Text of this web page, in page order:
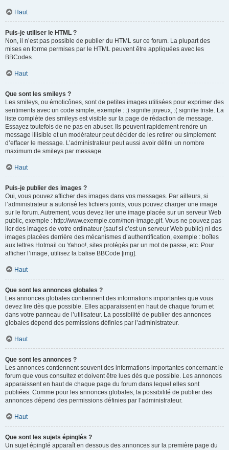
Haut
Puis-je utiliser le HTML ?
Non, il n’est pas possible de publier du HTML sur ce forum. La plupart des
mises en forme permises par le HTML peuvent être appliquées avec les
BBCodes.
Haut
Que sont les smileys ?
Les smileys, ou émoticônes, sont de petites images utilisées pour exprimer des
sentiments avec un code simple, exemple : :) signifie joyeux, :( signifie triste. La
liste complète des smileys est visible sur la page de rédaction de message.
Essayez toutefois de ne pas en abuser. Ils peuvent rapidement rendre un
message illisible et un modérateur peut décider de les retirer ou simplement
d’effacer le message. L’administrateur peut aussi avoir défini un nombre
maximum de smileys par message.
Haut
Puis-je publier des images ?
Oui, vous pouvez afficher des images dans vos messages. Par ailleurs, si
l’administrateur a autorisé les fichiers joints, vous pouvez charger une image
sur le forum. Autrement, vous devez lier une image placée sur un serveur Web
public, exemple : http://www.exemple.com/mon-image.gif. Vous ne pouvez pas
lier des images de votre ordinateur (sauf si c’est un serveur Web public) ni des
images placées derrière des mécanismes d’authentification, exemple : boîtes
aux lettres Hotmail ou Yahoo!, sites protégés par un mot de passe, etc. Pour
afficher l’image, utilisez la balise BBCode [img].
Haut
Que sont les annonces globales ?
Les annonces globales contiennent des informations importantes que vous
devez lire dès que possible. Elles apparaissent en haut de chaque forum et
dans votre panneau de l’utilisateur. La possibilité de publier des annonces
globales dépend des permissions définies par l’administrateur.
Haut
Que sont les annonces ?
Les annonces contiennent souvent des informations importantes concernant le
forum que vous consultez et doivent être lues dès que possible. Les annonces
apparaissent en haut de chaque page du forum dans lequel elles sont
publiées. Comme pour les annonces globales, la possibilité de publier des
annonces dépend des permissions définies par l’administrateur.
Haut
Que sont les sujets épinglés ?
Un sujet épinglé apparaît en dessous des annonces sur la première page du